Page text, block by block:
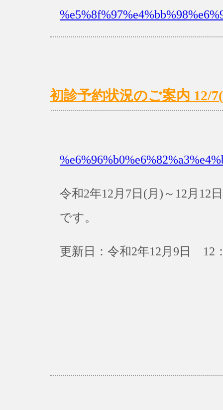
初診予約状況のご案内 12/
令和2年12月7日(月)～12月12
です。
更新日：令和2年12月9日 12